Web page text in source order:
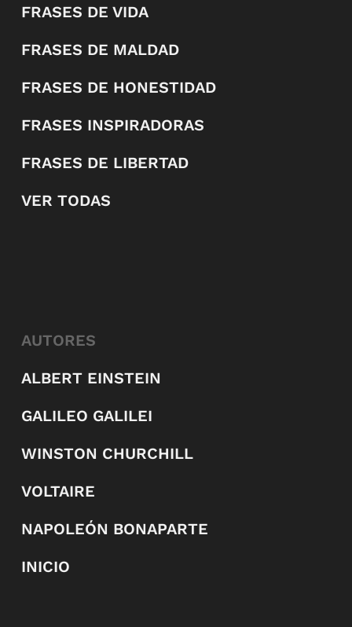
FRASES DE VIDA
FRASES DE MALDAD
FRASES DE HONESTIDAD
FRASES INSPIRADORAS
FRASES DE LIBERTAD
VER TODAS
AUTORES
ALBERT EINSTEIN
GALILEO GALILEI
WINSTON CHURCHILL
VOLTAIRE
NAPOLEÓN BONAPARTE
INICIO